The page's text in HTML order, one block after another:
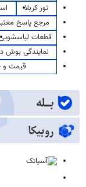
تور کربلا
مرجع پاسخ
قطعات
نمایندگی بوش
قیمت و